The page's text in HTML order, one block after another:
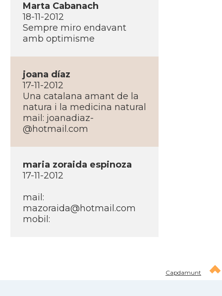
Marta Cabanach
18-11-2012
Sempre miro endavant
amb optimisme
joana dí­az
17-11-2012
Una catalana amant de la
natura i la medicina natural
mail: joanadiaz-
@hotmail.com
maria zoraida espinoza
17-11-2012
mail:
mazoraida@hotmail.com
mobil:
Capdamunt